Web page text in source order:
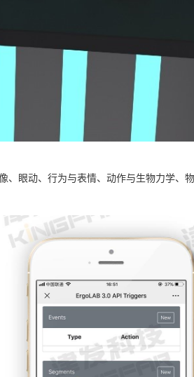
、眼动、行为与表情、动作与生物力学、